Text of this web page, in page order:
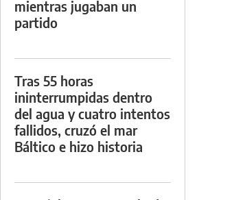
mientras jugaban un
partido
Tras 55 horas
ininterrumpidas dentro
del agua y cuatro intentos
fallidos, cruzó el mar
Báltico e hizo historia